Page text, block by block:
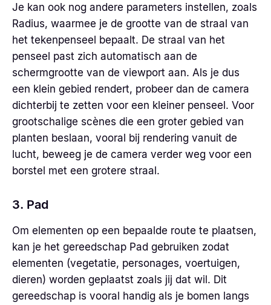
Je kan ook nog andere parameters instellen, zoals
Radius, waarmee je de grootte van de straal van
het tekenpenseel bepaalt. De straal van het
penseel past zich automatisch aan de
schermgrootte van de viewport aan. Als je dus
een klein gebied rendert, probeer dan de camera
dichterbij te zetten voor een kleiner penseel. Voor
grootschalige scènes die een groter gebied van
planten beslaan, vooral bij rendering vanuit de
lucht, beweeg je de camera verder weg voor een
borstel met een grotere straal.
3. Pad
Om elementen op een bepaalde route te plaatsen,
kan je het gereedschap Pad gebruiken zodat
elementen (vegetatie, personages, voertuigen,
dieren) worden geplaatst zoals jij dat wil. Dit
gereedschap is vooral handig als je bomen langs